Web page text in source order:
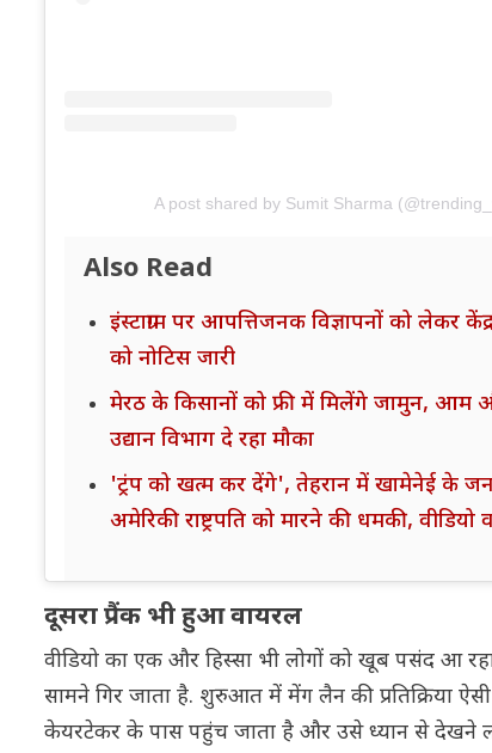
A post shared by Sumit Sharma
Also Read
इंस्टाग्राम पर आपत्तिजनक विज्ञापनों को लेकर
को नोटिस जारी
मेरठ के किसानों को फ्री में मिलेंगे जामुन,
उद्यान विभाग दे रहा मौका
'ट्रंप को खत्म कर देंगे', तेहरान में खामेनेई के
अमेरिकी राष्ट्रपति को मारने की धमकी, वीडियो
दूसरा प्रैंक भी हुआ वायरल
वीडियो का एक और हिस्सा भी लोगों को खूब पसंद आ
सामने गिर जाता है. शुरुआत में मेंग लैन की प्रतिक्रिया
केयरटेकर के पास पहुंच जाता है और उसे ध्यान से देखने